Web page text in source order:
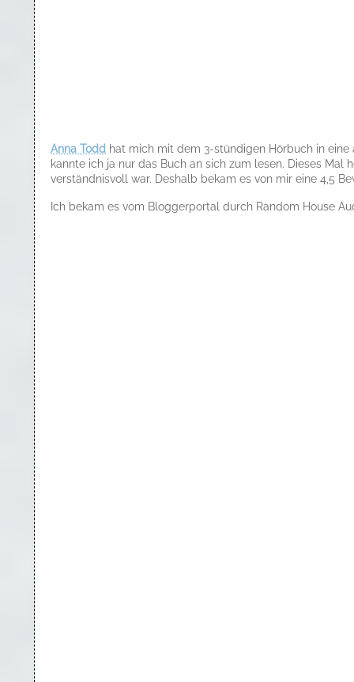
Anna Todd hat mich mit dem 3-stündigen Hörbuch in
kannte ich ja nur das Buch an sich zum lesen. Dieses
verständnisvoll war. Deshalb bekam es von mir eine 4,5
Ich bekam es vom Bloggerportal durch Random House